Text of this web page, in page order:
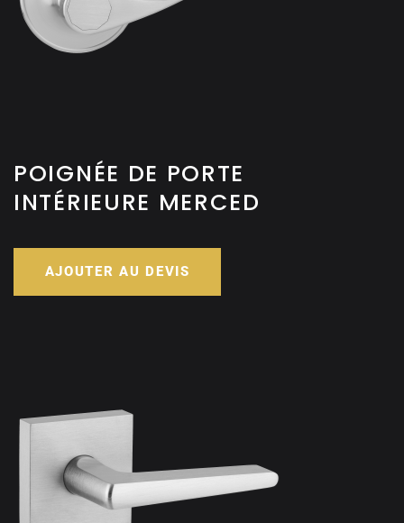
POIGNÉE DE PORTE
INTÉRIEURE MERCED
AJOUTER AU DEVIS